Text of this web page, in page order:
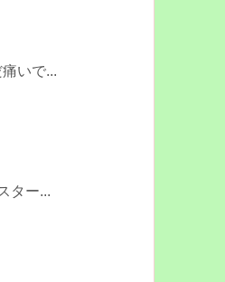
いで...
ター...